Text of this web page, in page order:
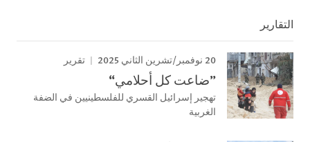
التقارير
20 نوفمبر/تشرين الثاني 2025 تقرير
”ضاعت كل أحلامي“
تهجير إسرائيل القسري للفلسطينيين في الضفة
الغربية